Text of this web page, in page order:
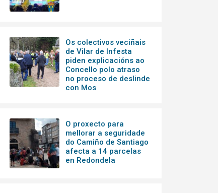
Os colectivos veciñais
de Vilar de Infesta
piden explicacións ao
Concello polo atraso
no proceso de deslinde
con Mos
O proxecto para
mellorar a seguridade
do Camiño de Santiago
afecta a 14 parcelas
en Redondela